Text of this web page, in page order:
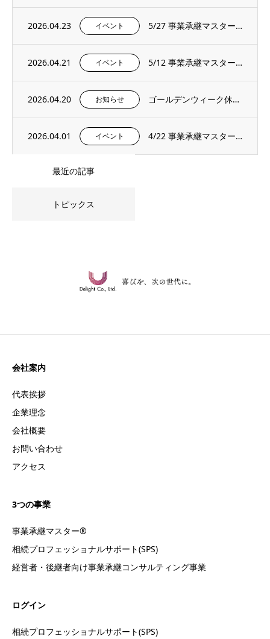
2026.04.23 イベント 5/27 事業承継マスタープログラムプレセミナー＆説明会を開催いたします。
2026.04.21 イベント 5/12 事業承継マスタープログラムプレセミナー＆説明会を開催いたします。
2026.04.20 お知らせ ゴールデンウィーク休暇のお知らせ
2026.04.01 イベント 4/22 事業承継マスタープログラムプレセミナー＆説明会を開催いたします。
最近の記事
トピックス
会社案内
代表挨拶
企業理念
会社概要
お問い合わせ
アクセス
3つの事業
事業承継マスター®
相続プロフェッショナルサポート(SPS)
経営者・後継者向け事業承継コンサルティング事業
ログイン
相続プロフェッショナルサポート(SPS)